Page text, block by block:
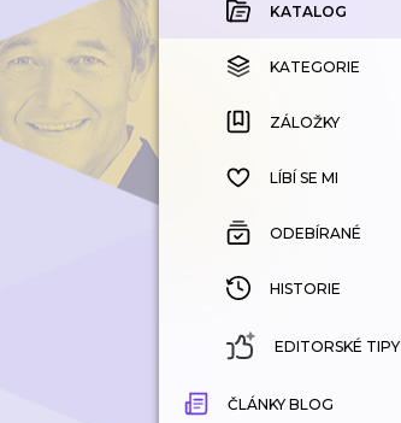
KOUPENÉ
KATEGORIE
ZÁLOŽKY
HISTORIE
KATALOG
KATEGORIE
ZÁLOŽKY
LÍBÍ SE MI
ODEBÍRANÉ
HISTORIE
EDITORSKÉ TIPY
ČLÁNKY BLOG